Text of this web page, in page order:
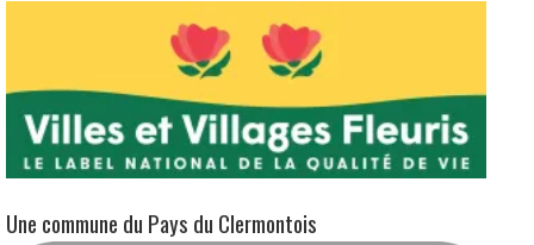
Une commune du Pays du Clermontois